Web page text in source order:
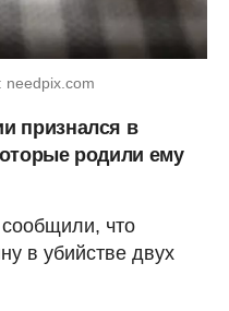
needpix.com
признался в
родили ему
что
в убийстве двух